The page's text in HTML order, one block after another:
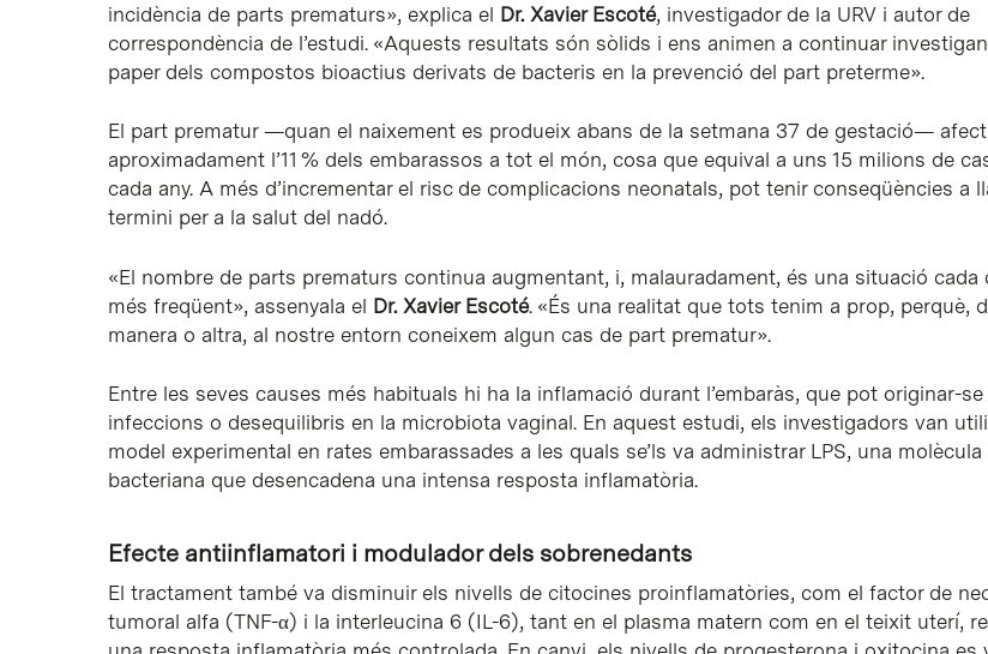
incidència de parts prematurs», explica el Dr. Xavier Escoté, investigador de la URV i autor de
correspondència de l’estudi. «Aquests resultats són sòlids i ens animen a continuar
paper dels compostos bioactius derivats de bacteris en la prevenció del part preterme».
El part prematur —quan el naixement es produeix abans de la setmana 37 de gestació—
aproximadament l’11 % dels embarassos a tot el món, cosa que equival a uns 15 milions de
cada any. A més d’incrementar el risc de complicacions neonatals, pot tenir conseqüències a
termini per a la salut del nadó.
«El nombre de parts prematurs continua augmentant, i, malauradament, és una situació cada
més freqüent», assenyala el Dr. Xavier Escoté. «És una realitat que tots tenim a prop, perquè,
manera o altra, al nostre entorn coneixem algun cas de part prematur».
Entre les seves causes més habituals hi ha la inflamació durant l’embaràs, que pot originar-se
infeccions o desequilibris en la microbiota vaginal. En aquest estudi, els investigadors van
model experimental en rates embarassades a les quals se’ls va administrar LPS, una molècula
bacteriana que desencadena una intensa resposta inflamatòria.
Efecte antiinflamatori i modulador dels sobrenedants
El tractament també va disminuir els nivells de citocines proinflamatòries, com el factor de
tumoral alfa (TNF-α) i la interleucina 6 (IL-6), tant en el plasma matern com en el teixit uterí,